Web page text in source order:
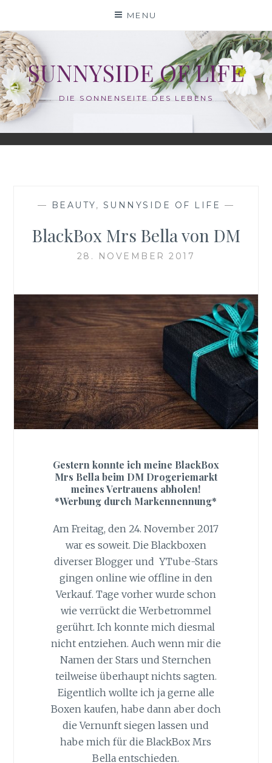
content
MENU
SUNNYSIDE OF LIFE
DIE SONNENSEITE DES LEBENS
— BEAUTY, SUNNYSIDE OF LIFE —
BlackBox Mrs Bella von DM
28. NOVEMBER 2017
Gestern konnte ich meine BlackBox
Mrs Bella beim DM Drogeriemarkt
meines Vertrauens abholen!
*Werbung durch Markennennung*
Am Freitag, den 24. November 2017
war es soweit. Die Blackboxen
diverser Blogger und YTube-Stars
gingen online wie offline in den
Verkauf. Tage vorher wurde schon
wie verrückt die Werbetrommel
gerührt. Ich konnte mich diesmal
nicht entziehen. Auch wenn mir die
Namen der Stars und Sternchen
teilweise überhaupt nichts sagten.
Eigentlich wollte ich ja gerne alle
Boxen kaufen, habe dann aber doch
die Vernunft siegen lassen und
habe mich für die BlackBox Mrs
Bella entschieden.